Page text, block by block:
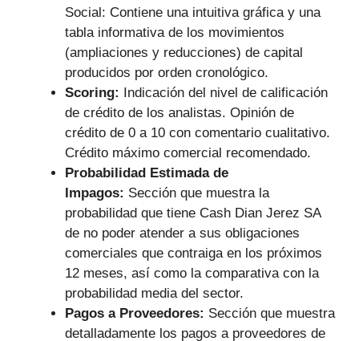
Social: Contiene una intuitiva gráfica y una
tabla informativa de los movimientos
(ampliaciones y reducciones) de capital
producidos por orden cronológico.
Scoring: Indicación del nivel de calificación
de crédito de los analistas. Opinión de
crédito de 0 a 10 con comentario cualitativo.
Crédito máximo comercial recomendado.
Probabilidad Estimada de
Impagos: Sección que muestra la
probabilidad que tiene Cash Dian Jerez SA
de no poder atender a sus obligaciones
comerciales que contraiga en los próximos
12 meses, así como la comparativa con la
probabilidad media del sector.
Pagos a Proveedores: Sección que muestra
detalladamente los pagos a proveedores de